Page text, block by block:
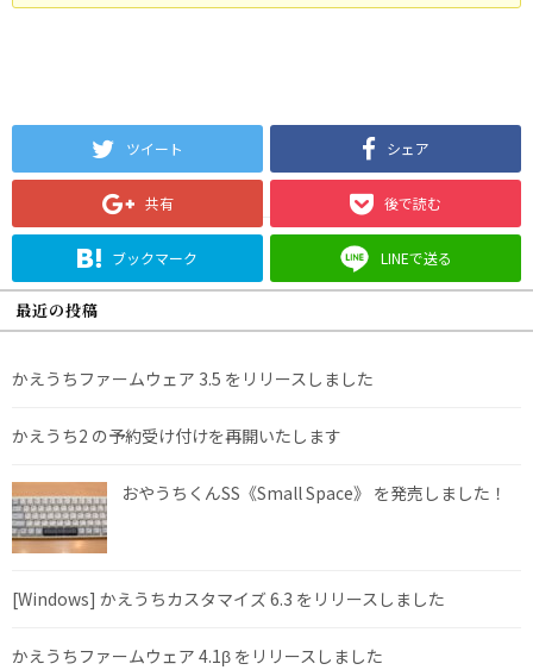
ツイート シェア
共有 後で読む
ブックマーク LINEで送る
最近の投稿
かえうちファームウェア 3.5 をリリースしました
かえうち2 の予約受け付けを再開いたします
おやうちくんSS《Small Space》 を発売しました！
[Windows] かえうちカスタマイズ 6.3 をリリースしました
かえうちファームウェア 4.1β をリリースしました